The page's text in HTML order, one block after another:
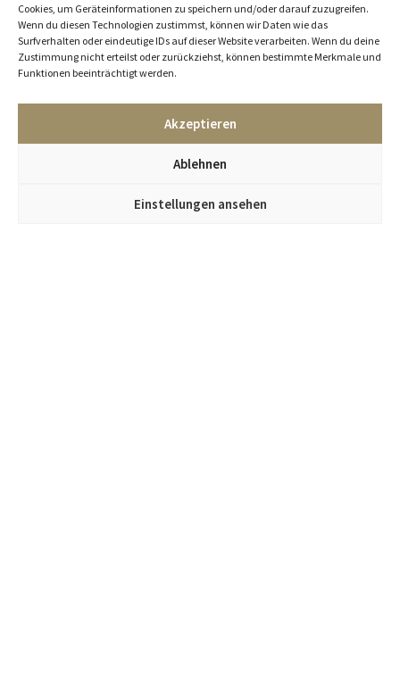
Cookies, um Geräteinformationen zu speichern und/oder darauf zuzugreifen.
Wenn du diesen Technologien zustimmst, können wir Daten wie das
Surfverhalten oder eindeutige IDs auf dieser Website verarbeiten. Wenn du deine
Zustimmung nicht erteilst oder zurückziehst, können bestimmte Merkmale und
Funktionen beeinträchtigt werden.
Akzeptieren
Ablehnen
Einstellungen ansehen